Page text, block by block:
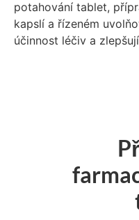
potahování tablet,
kapslí a řízeném
účinnost léčiv a